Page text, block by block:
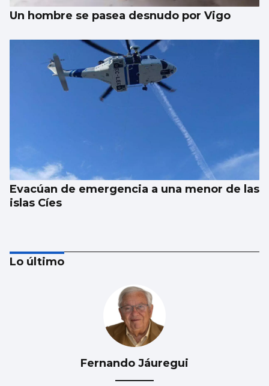
Un hombre se pasea desnudo por Vigo
Evacúan de emergencia a una menor de las
islas Cíes
Lo último
Fernando Jáuregui